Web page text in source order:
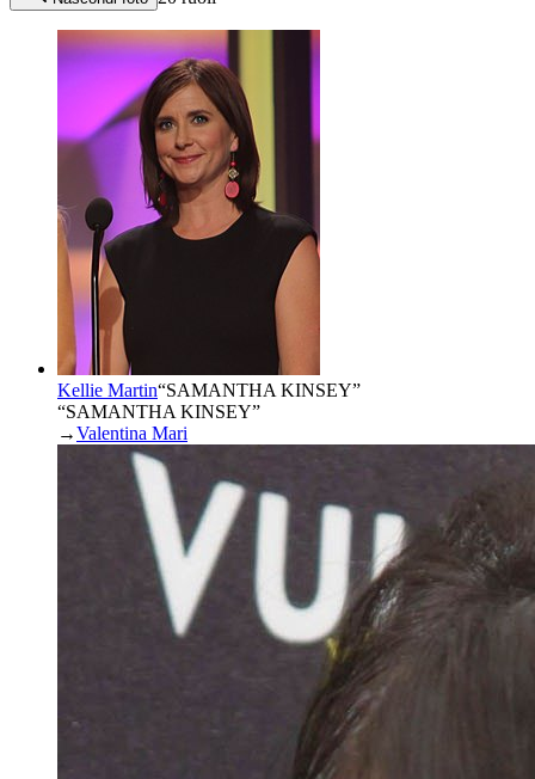
Kellie Martin“SAMANTHA KINSEY”
“SAMANTHA KINSEY”
→Valentina Mari